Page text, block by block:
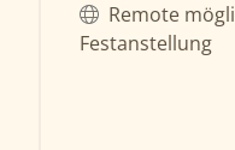
Remote
Festanstellung